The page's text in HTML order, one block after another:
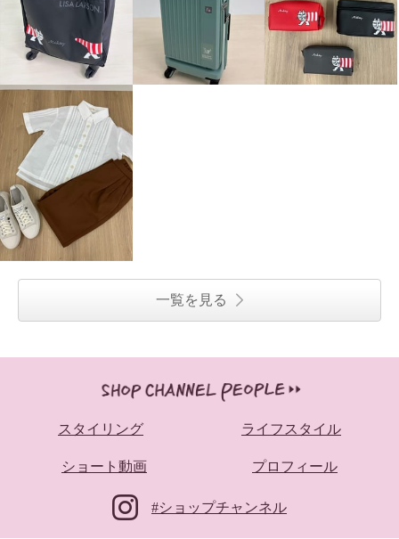
一覧を見る
スタイリング ライフスタイル
ショート動画 プロフィール
#ショップチャンネル